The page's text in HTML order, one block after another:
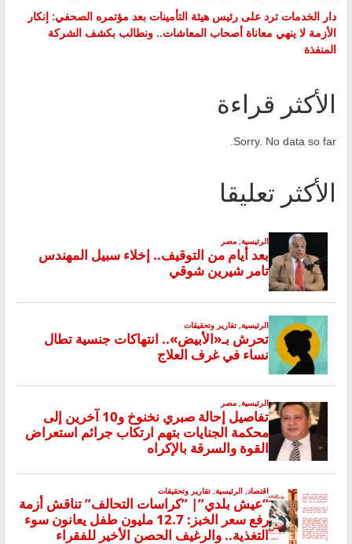
دار الخدمات ترد على رئيس هيئة التأمينات بعد مؤتمره الصحفي: إنكار
الأزمة لا ينهي معاناة أصحاب المعاشات.. ونطالب بكشف الشركة
المنفذة
الأكثر قراءة
Sorry. No data so far.
الأكثر تعليقا